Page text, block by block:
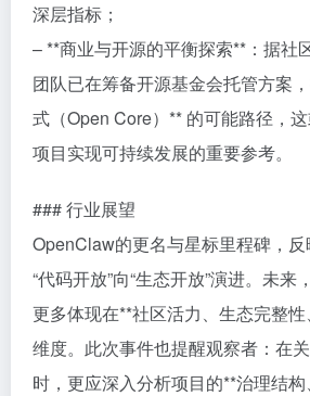
深层指标；
– **商业与开源的平衡探索**：据社
团队已在筹备开源基金会托管方案
式（Open Core）** 的可能路径，
项目实现可持续发展的重要参考。
### 行业展望
OpenClaw的更名与星标里程碑，
“代码开放”向“生态开放”演进。未
更多体现在**社区活力、生态完整
维度。此次事件也提醒观察者：在
时，更应深入分析项目的**治理结